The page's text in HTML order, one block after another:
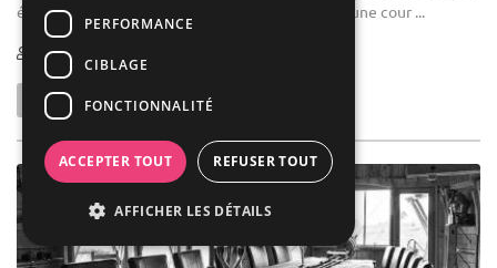
évènements. Le cadre extérieur est constitué d'une cour ...
10-500
PERFORMANCE
CIBLAGE
FONCTIONNALITÉ
ACCEPTER TOUT REFUSER TOUT
AFFICHER LES DÉTAILS